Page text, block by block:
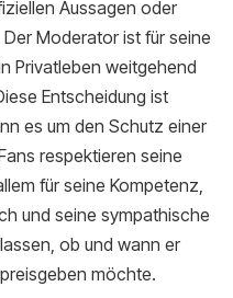
Aussagen oder
Moderator ist für seine
Privatleben weitgehend
Entscheidung ist
es um den Schutz einer
respektieren seine
für seine Kompetenz,
und seine sympathische
ob und wann er
möchte.